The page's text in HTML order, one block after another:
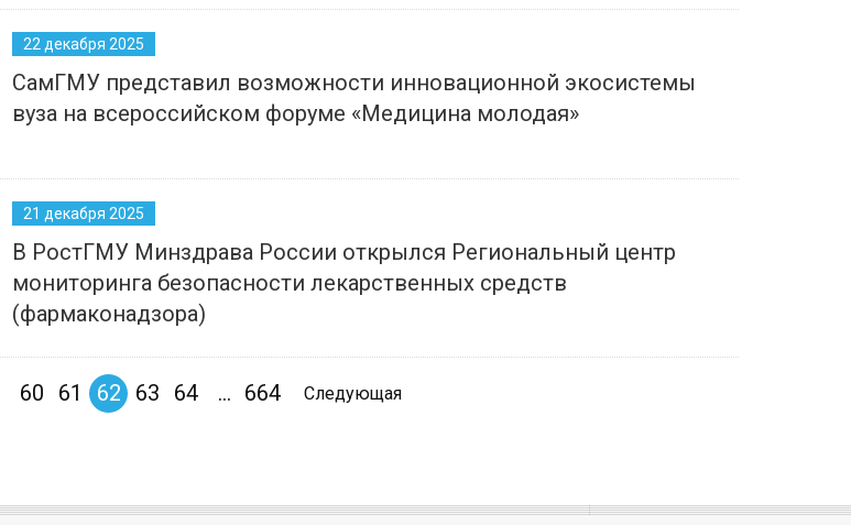
22 декабря 2025
СамГМУ представил возможности инновационной экосистемы
вуза на всероссийском форуме «Медицина молодая»
21 декабря 2025
В РостГМУ Минздрава России открылся Региональный центр
мониторинга безопасности лекарственных средств
(фармаконадзора)
60 61 62 63 64 ... 664 Следующая